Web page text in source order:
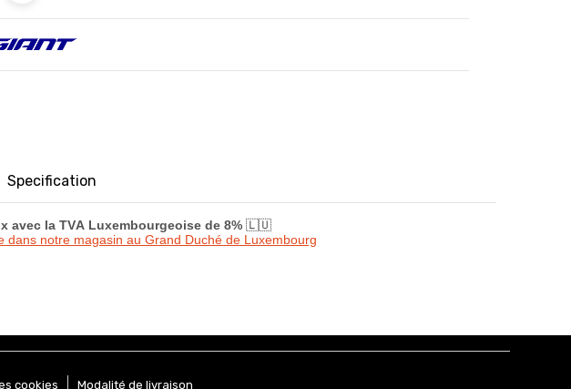
Specification
la TVA Luxembourgeoise de 8% 🇱🇺
notre magasin au Grand Duché de Luxembourg
cookies Modalité de livraison